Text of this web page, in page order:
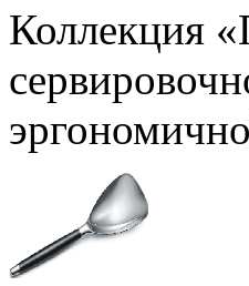
Коллекция